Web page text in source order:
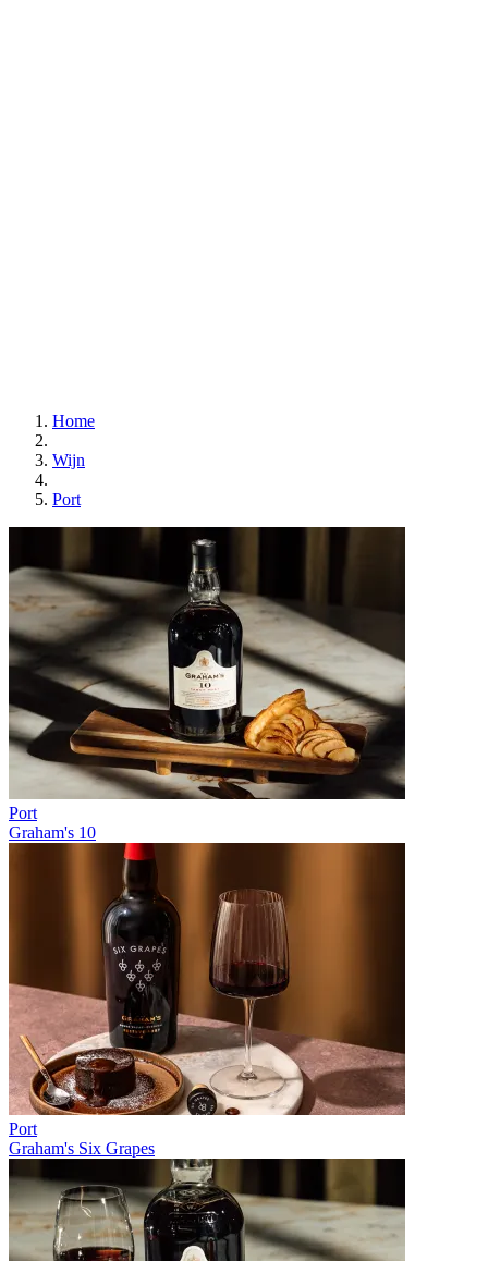
Home
Wijn
Port
Port
Graham's 10
Port
Graham's Six Grapes